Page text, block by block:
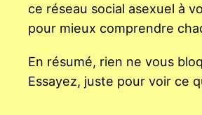
ce réseau social asexuel à
pour mieux comprendre
En résumé, rien ne vous
Essayez, juste pour voir ce